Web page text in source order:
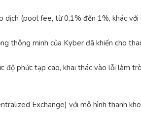
dịch (pool fee, từ 0,1% đến 1%, khác
thông minh của Kyber đã khiến cho
phức tạp cao, khai thác vào lỗi làm
Exchange) với mô hình thanh